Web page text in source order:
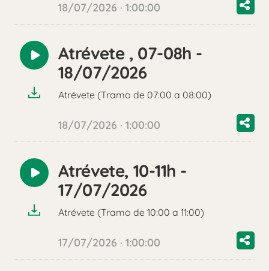
18/07/2026 · 1:00:00
Reproducir
audio
Atrévete , 07-08h -
18/07/2026
Atrévete (Tramo de 07:00 a 08:00)
18/07/2026 · 1:00:00
Reproducir
audio
Atrévete, 10-11h -
17/07/2026
Atrévete (Tramo de 10:00 a 11:00)
17/07/2026 · 1:00:00